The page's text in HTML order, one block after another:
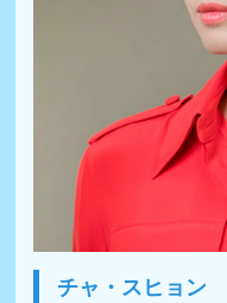
チャ・スヒョン